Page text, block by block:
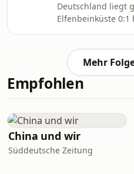
Deutschland liegt
Elfenbeinküste
besiegt die
erstmals seit 2014
einer Fußball-WM.
Mehr
Empfohlen
China und wir
Süddeutsche Zeitung